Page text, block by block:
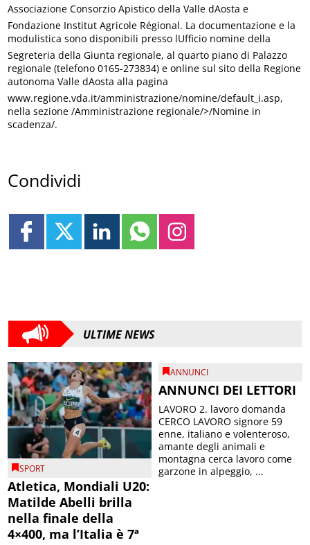
Associazione Consorzio Apistico della Valle dAosta e
Fondazione Institut Agricole Régional. La documentazione e la
modulistica sono disponibili presso lUfficio nomine della
Segreteria della Giunta regionale, al quarto piano di Palazzo
regionale (telefono 0165-273834) e online sul sito della Regione
autonoma Valle dAosta alla pagina
www.regione.vda.it/amministrazione/nomine/default_i.asp,
nella sezione /Amministrazione regionale/>/Nomine in
scadenza/.
Condividi
ULTIME NEWS
SPORT
Atletica, Mondiali U20:
Matilde Abelli brilla
nella finale della
4×400, ma l’Italia è 7ª
ANNUNCI
ANNUNCI DEI LETTORI
LAVORO 2. lavoro domanda
CERCO LAVORO signore 59
enne, italiano e volenteroso,
amante degli animali e
montagna cerca lavoro come
garzone in alpeggio, ...